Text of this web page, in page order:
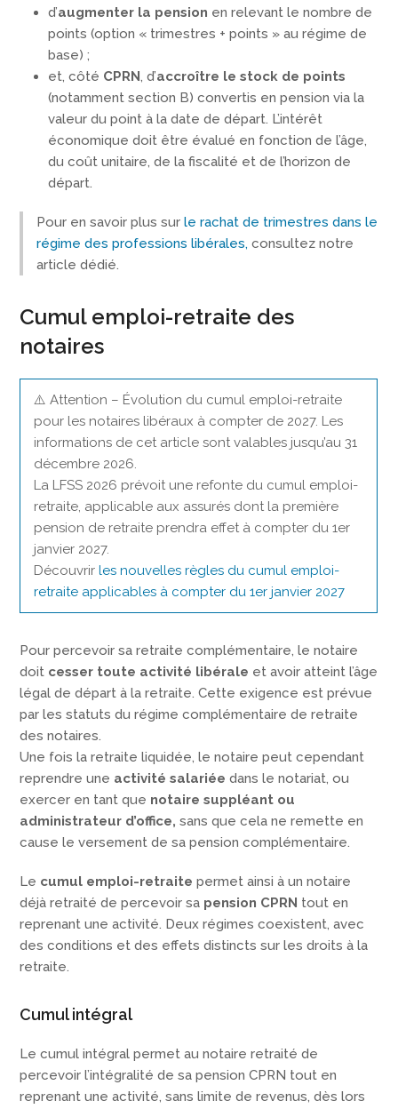
d’augmenter la pension en relevant le nombre de
points (option « trimestres + points » au régime de
base) ;
et, côté CPRN, d’accroître le stock de points
(notamment section B) convertis en pension via la
valeur du point à la date de départ. L’intérêt
économique doit être évalué en fonction de l’âge,
du coût unitaire, de la fiscalité et de l’horizon de
départ.
Pour en savoir plus sur le rachat de trimestres dans le
régime des professions libérales,consultez notre
article dédié.
Cumul emploi-retraite des
notaires
⚠️ Attention – Évolution du cumul emploi-retraite
pour les notaires libéraux à compter de 2027. Les
informations de cet article sont valables jusqu’au 31
décembre 2026.
La LFSS 2026 prévoit une refonte du cumul emploi-
retraite, applicable aux assurés dont la première
pension de retraite prendra effet à compter du 1er
janvier 2027.
Découvrirles nouvelles règles du cumul emploi-
retraite applicables à compter du 1er janvier 2027
Pour percevoir sa retraite complémentaire, le notaire
doit cesser toute activité libérale et avoir atteint l’âge
légal de départ à la retraite. Cette exigence est prévue
par les statuts du régime complémentaire de retraite
des notaires.
Une fois la retraite liquidée, le notaire peut cependant
reprendre une activité salariée dans le notariat, ou
exercer en tant que notaire suppléant ou
administrateur d’office, sans que cela ne remette en
cause le versement de sa pension complémentaire.
Le cumul emploi-retraite permet ainsi à un notaire
déjà retraité de percevoir sa pension CPRN tout en
reprenant une activité. Deux régimes coexistent, avec
des conditions et des effets distincts sur les droits à la
retraite.
Cumul intégral
Le cumul intégral permet au notaire retraité de
percevoir l’intégralité de sa pension CPRN tout en
reprenant une activité, sans limite de revenus, dès lors